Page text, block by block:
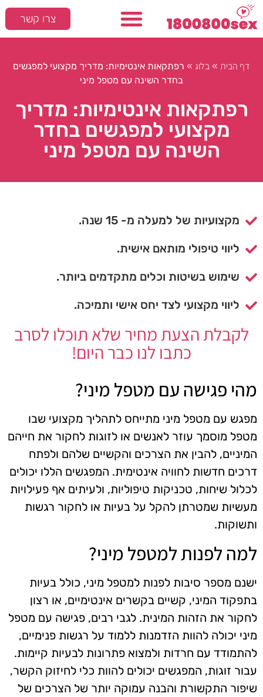
צרו קשר
דף הבית » בלוג » רפתקאות אינטימיות: מדריך מקצועי למפגשים
בחדר השינה עם מטפל מיני
רפתקאות אינטימיות: מדריך
מקצועי למפגשים בחדר
השינה עם מטפל מיני
מקצועיות של למעלה מ- 15 שנה.
ליווי טיפולי מותאם אישית.
שימוש בשיטות וכלים מתקדמים ביותר.
ליווי מקצועי לצד יחס אישי ותמיכה.
לקבלת הצעת מחיר שלא תוכלו לסרב
כתבו לנו כבר היום!
מהי פגישה עם מטפל מיני?
מפגש עם מטפל מיני מתייחס לתהליך מקצועי שבו
מטפל מוסמך עוזר לאנשים או לזוגות לחקור את חייהם
המיניים, להבין את הצרכים והקשיים שלהם ולפתח
דרכים חדשות לחוויה אינטימית. המפגשים הללו יכולים
לכלול שיחות, טכניקות טיפוליות, ולעיתים אף פעילויות
מעשיות שמטרתן להקל על בעיות או לחקור רגשות
ותשוקות.
למה לפנות למטפל מיני?
ישנם מספר סיבות לפנות למטפל מיני, כולל בעיות
בתפקוד המיני, קשיים בקשרים אינטימיים, או רצון
לחקור את הזהות המינית. לגבי רבים, פגישה עם מטפל
מיני יכולה להוות הזדמנות ללמוד על רגשות פנימיים,
להתמודד עם חרדות ולמצוא פתרונות לבעיות קיימות.
עבור זוגות, המפגשים יכולים להוות כלי לחיזוק הקשר,
שיפור התקשורת והבנה עמוקה יותר של הצרכים של